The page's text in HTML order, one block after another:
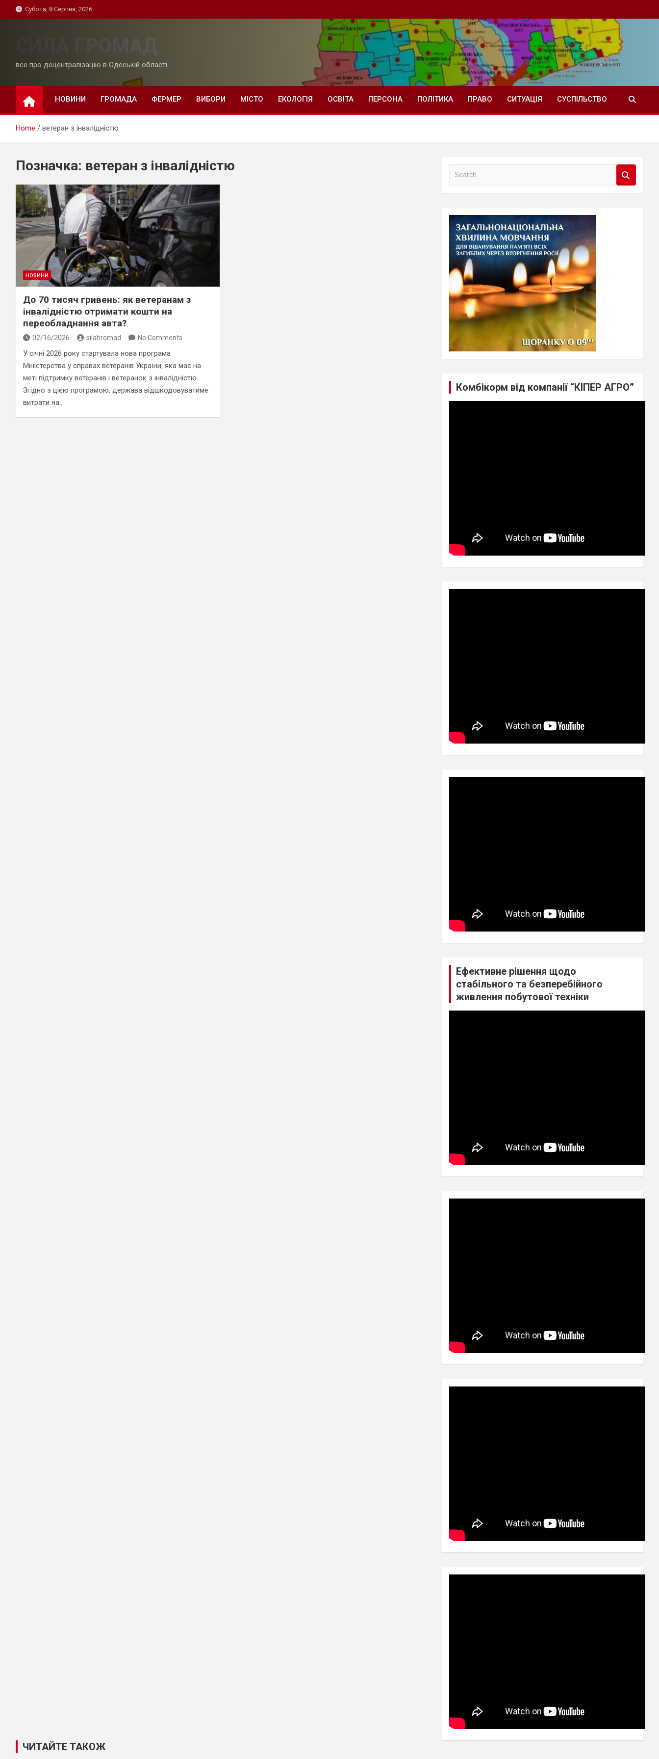
to
Субота, 8 Серпня, 2026
СИЛА ГРОМАД
все про децентралізацію в Одеській області
НОВИНИ ГРОМАДА ФЕРМЕР ВИБОРИ МІСТО ЕКОЛОГІЯ ОСВІТА ПЕРСОНА ПОЛІТИКА ПРАВО СИТУАЦІЯ СУСПІЛЬСТВО
Home ветеран з інвалідністю
Позначка: ветеран з інвалідністю
НОВИНИ
До 70 тисяч гривень: як ветеранам з
інвалідністю отримати кошти на
переобладнання авта?
02/16/2026 silahromad No Comments
У січні 2026 року стартувала нова програма
Міністерства у справах ветеранів України, яка має на
меті підтримку ветеранів і ветеранoк з інвалідністю.
Згідно з цією програмою, держава відшкодовуватиме
витрати на…
a
Комбікорм від компанії “КІПЕР АГРО”
Ефективне рішення щодо
стабільного та безперебійного
живлення побутової техніки
ЧИТАЙТЕ ТАКОЖ